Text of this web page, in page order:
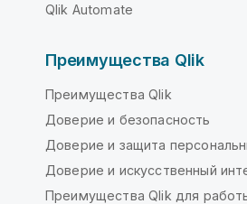
Qlik Automate
Преимущества Qlik
Преимущества Qlik
Доверие и безопасность
Доверие и защита
Доверие и искусственный
Преимущества Qlik для